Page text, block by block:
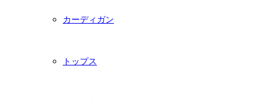
カーディガン
トップス